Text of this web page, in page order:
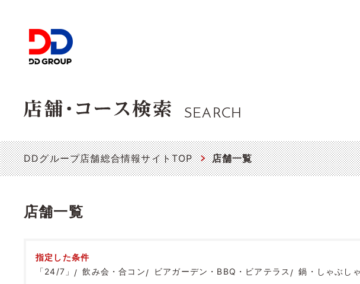
SEARCH
DDグループ店舗総合情報サイトTOP 店舗一覧
店舗一覧
指定した条件
「24/7」
飲み会・合コン ビアガーデン・BBQ・ビアテラス 鍋・しゃぶし